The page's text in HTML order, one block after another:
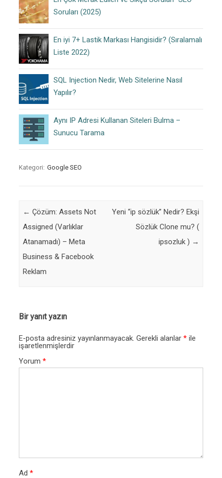
Soruları (2025)
En iyi 7+ Lastik Markası Hangisidir? (Sıralamalı
Liste 2022)
SQL Injection Nedir, Web Sitelerine Nasıl
Yapılır?
Aynı IP Adresi Kullanan Siteleri Bulma –
Sunucu Tarama
Kategori: Google SEO
Post navigation
← Çözüm: Assets Not
Assigned (Varlıklar
Atanamadı) – Meta
Business & Facebook
Reklam
Yeni “ip sözlük” Nedir? Ekşi
Sözlük Clone mu? (
ipsozluk ) →
Bir yanıt yazın
E-posta adresiniz yayınlanmayacak. Gerekli alanlar * ile
işaretlenmişlerdir
Yorum *
Ad *